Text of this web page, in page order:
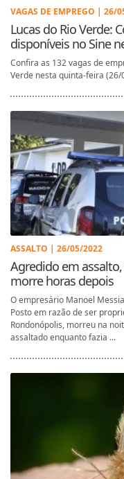
VAGAS DE EMPREGO | 26/
Lucas do Rio Verde:
disponíveis no Sine
Confira as 132 vagas de
Verde nesta quinta-feira
ASSALTO | 26/05/2022
Agredido em
morre horas depois
O empresário Manoel
Posto em razão de ser
Rondonópolis, morreu na
assaltado enquanto fazia ...